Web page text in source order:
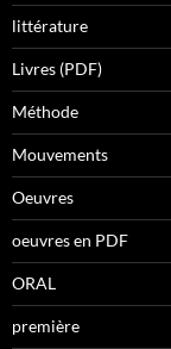
littérature
Livres (PDF)
Méthode
Mouvements
Oeuvres
oeuvres en PDF
ORAL
première